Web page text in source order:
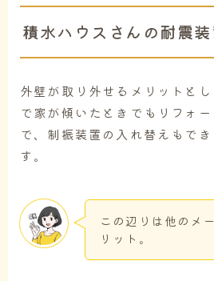
積水ハウスさんの耐震装
外壁が取り外せるメリットと
で家が傾いたときでもリフォ
で、制振装置の入れ替えもで
す。
この辺りは他のメ
リット。